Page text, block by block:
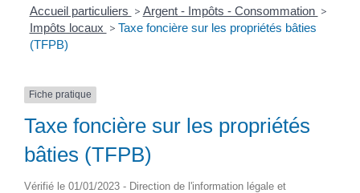
Accueil particuliers > Argent - Impôts - Consommation >
Impôts locaux > Taxe foncière sur les propriétés bâties
(TFPB)
Fiche pratique
Taxe foncière sur les propriétés
bâties (TFPB)
Vérifié le 01/01/2023 - Direction de l'information légale et